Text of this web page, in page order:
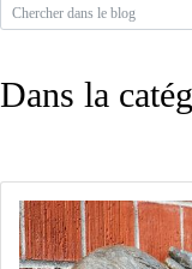
Dans la